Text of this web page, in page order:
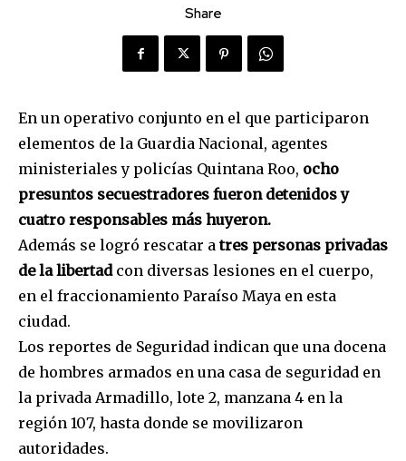
Share
En un operativo conjunto en el que participaron
elementos de la Guardia Nacional, agentes
ministeriales y policías Quintana Roo, ocho
presuntos secuestradores fueron detenidos y
cuatro responsables más huyeron.
Además se logró rescatar atres personas privadas
de la libertadcon diversas lesiones en el cuerpo,
en el fraccionamiento Paraíso Maya en esta
ciudad.
Los reportes de Seguridad indican que una docena
de hombres armados en una casa de seguridad en
la privada Armadillo, lote 2, manzana 4 en la
región 107, hasta donde se movilizaron
autoridades.